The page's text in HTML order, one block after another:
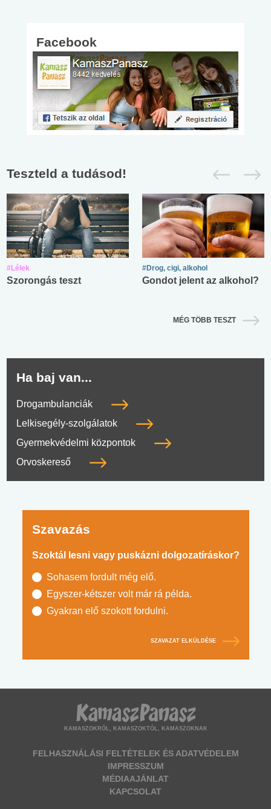
Facebook
Teszteld a tudásod!
#Lélek
Szorongás teszt
#Drog, cigi, alkohol
Gondot jelent az alkohol?
MÉG TÖBB TESZT
Ha baj van...
Drogambulanciák
Lelkisegély-szolgálatok
Gyermekvédelmi központok
Orvoskereső
Szavazás
Szoktál lesni vagy puskázni dolgozatíráskor?
Sohasem fordult még elő.
Egyszer-kétszer volt már rá példa.
Gyakran elő szokott fordulni.
SZAVAZAT ELKÜLDÉSE
KAMASZOKRÓL, KAMASZOKTÓL, KAMASZOKNAK
FELHASZNÁLÁSI FELTÉTELEK ÉS ADATVÉDELEM
IMPRESSZUM
MÉDIAAJÁNLAT
KAPCSOLAT